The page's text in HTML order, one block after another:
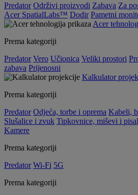
Predator Održivi proizvodi Zabava Za
Acer SpatialLabs™ Dodir Pametni
Acer
Prema kategoriji
Predator Vero Učionica Veliki prostori
zabava Prijenosni
Kalkulator
Prema kategoriji
Predator Odjeća, torbe i oprema Kabeli,
Slušalice i zvuk Tipkovnice, miševi i
Kamere
Prema kategoriji
Predator Wi-Fi 5G
Prema kategoriji